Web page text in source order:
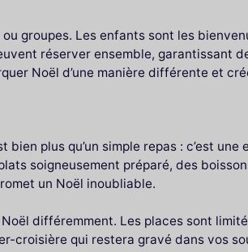
groupes. Les enfants sont les
réserver ensemble, garantissant
Noël d’une manière différente et
bien plus qu’un simple repas : c’est
soigneusement préparé, des
un Noël inoubliable.
différemment. Les places sont
croisière qui restera gravé dans vos